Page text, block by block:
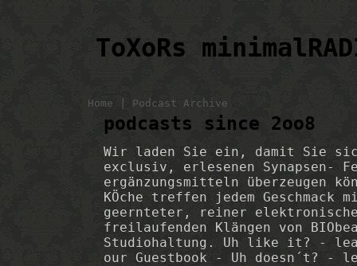
ToXoRs
Home Podcast Archive
podcasts since 2oo8
Wir laden Sie ein, damit Sie
exclusiv, erlesenen Synapsen-
ergänzungsmitteln überzeugen
KÖche treffen jedem Geschmack
geernteter, reiner
freilaufenden Klängen von
Studiohaltung. Uh like it? -
our Guestbook - Uh doesn´t? -